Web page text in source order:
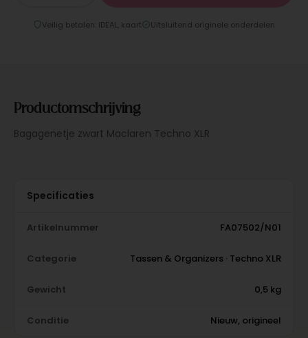
Veilig betalen: iDEAL, kaart Uitsluitend originele onderdelen
Productomschrijving
Bagagenetje zwart Maclaren Techno XLR
Specificaties
Artikelnummer FA07502/N01
Categorie Tassen & Organizers · Techno XLR
Gewicht 0,5 kg
Conditie Nieuw, origineel